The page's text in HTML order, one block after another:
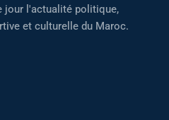
jour l'actualité politique,
et culturelle du Maroc.